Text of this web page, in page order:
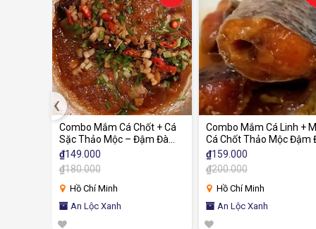
Combo Mắm Cá Chốt + Cá
Sặc Thảo Mộc – Đậm Đà
Hương Vị Miền Tây
149.000
180.000
Hồ Chí Minh
An Lộc Xanh
Combo Mắm Cá Linh +
Cá Chốt Thảo Mộc Đậm Đà
Hương Vị Miền Tây
159.000
200.000
Hồ Chí Minh
An Lộc Xanh
‹